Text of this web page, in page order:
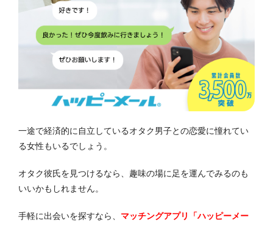
一途で経済的に自立しているオタク男子との恋愛に憧れてい
る女性もいるでしょう。
オタク彼氏を見つけるなら、趣味の場に足を運んでみるのも
いいかもしれません。
手軽に出会いを探すなら、 マッチングアプリ「ハッピーメー